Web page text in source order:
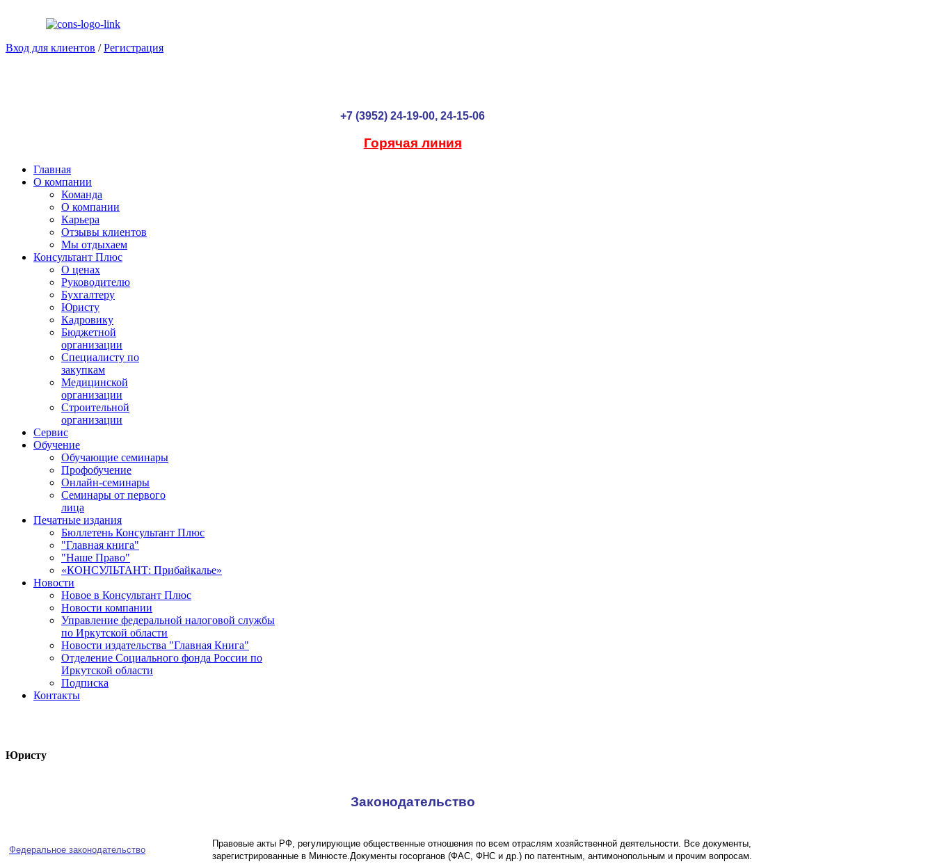
Вход для клиентов /Регистрация
+7 (3952) 24-19-00, 24-15-06
Горячая линия
Главная
О компании
Команда
О компании
Карьера
Отзывы клиентов
Мы отдыхаем
Консультант Плюс
О ценах
Руководителю
Бухгалтеру
Юристу
Кадровику
Бюджетной
организации
Специалисту по
закупкам
Медицинской
организации
Строительной
организации
Сервис
Обучение
Обучающие семинары
Профобучение
Онлайн-семинары
Семинары от первого
лица
Печатные издания
Бюллетень Консультант Плюс
"Главная книга"
"Наше Право"
«КОНСУЛЬТАНТ: Прибайкалье»
Новости
Новое в Консультант Плюс
Новости компании
Управление федеральной налоговой службы
по Иркутской области
Новости издательства "Главная Книга"
Отделение Социального фонда России по
Иркутской области
Подписка
Контакты
Юристу
Законодательство
Федеральное законодательство
Правовые акты РФ, регулирующие общественные отношения по всем отраслям хозяйственной деятельности. Все документы,
зарегистрированные в Минюсте. Документы госорганов (ФАС, ФНС и др.) по патентным, антимонопольным и прочим вопросам.